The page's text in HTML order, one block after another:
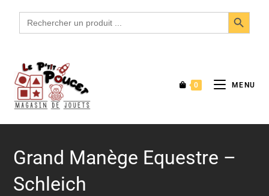
Search
for:
SEARCH BUTTON
0 MENU
Grand Manège Equestre –
Schleich